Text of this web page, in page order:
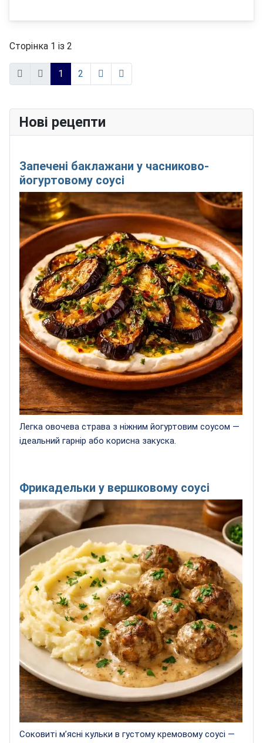
Сторінка 1 із 2
1 2
Нові рецепти
Запечені баклажани у часниково-
йогуртовому соусі
Легка овочева страва з ніжним йогуртовим соусом —
ідеальний гарнір або корисна закуска.
Фрикадельки у вершковому соусі
Соковиті м’ясні кульки в густому кремовому соусі —